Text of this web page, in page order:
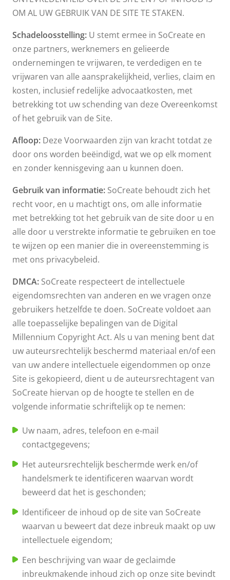
OM AL UW GEBRUIK VAN DE SITE TE STAKEN.
Schadeloosstelling: U stemt ermee in SoCreate en
onze partners, werknemers en gelieerde
ondernemingen te vrijwaren, te verdedigen en te
vrijwaren van alle aansprakelijkheid, verlies, claim en
kosten, inclusief redelijke advocaatkosten, met
betrekking tot uw schending van deze Overeenkomst
of het gebruik van de Site.
Afloop: Deze Voorwaarden zijn van kracht totdat ze
door ons worden beëindigd, wat we op elk moment
en zonder kennisgeving aan u kunnen doen.
Gebruik van informatie: SoCreate behoudt zich het
recht voor, en u machtigt ons, om alle informatie
met betrekking tot het gebruik van de site door u en
alle door u verstrekte informatie te gebruiken en toe
te wijzen op een manier die in overeenstemming is
met ons privacybeleid.
DMCA: SoCreate respecteert de intellectuele
eigendomsrechten van anderen en we vragen onze
gebruikers hetzelfde te doen. SoCreate voldoet aan
alle toepasselijke bepalingen van de Digital
Millennium Copyright Act. Als u van mening bent dat
uw auteursrechtelijk beschermd materiaal en/of een
van uw andere intellectuele eigendommen op onze
Site is gekopieerd, dient u de auteursrechtagent van
SoCreate hiervan op de hoogte te stellen en de
volgende informatie schriftelijk op te nemen:
Uw naam, adres, telefoon en e-mail
contactgegevens;
Het auteursrechtelijk beschermde werk en/of
handelsmerk te identificeren waarvan wordt
beweerd dat het is geschonden;
Identificeer de inhoud op de site van SoCreate
waarvan u beweert dat deze inbreuk maakt op uw
intellectuele eigendom;
Een beschrijving van waar de geclaimde
inbreukmakende inhoud zich op onze site bevindt